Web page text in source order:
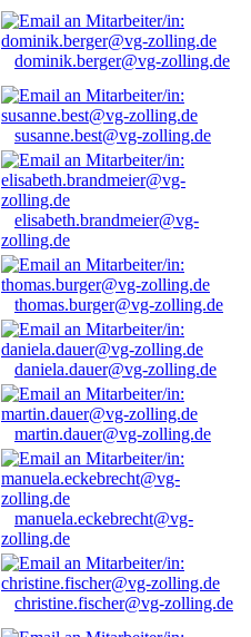
dominik.berger@vg-zolling.de
susanne.best@vg-zolling.de
elisabeth.brandmeier@vg-
zolling.de
thomas.burger@vg-zolling.de
daniela.dauer@vg-zolling.de
martin.dauer@vg-zolling.de
manuela.eckebrecht@vg-
zolling.de
christine.fischer@vg-zolling.de